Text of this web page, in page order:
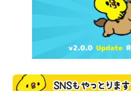
SNSもやっとります